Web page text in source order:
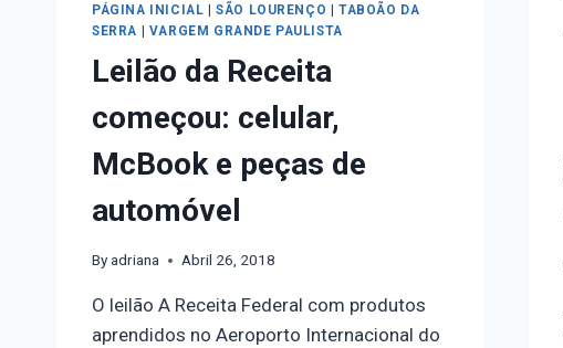
PÁGINA INICIAL |SÃO LOURENÇO |TABOÃO DA
SERRA | VARGEM GRANDE PAULISTA
Leilão da Receita
começou: celular,
McBook e peças de
automóvel
Byadriana Abril 26, 2018
O leilão A Receita Federal com produtos
aprendidos no Aeroporto Internacional do